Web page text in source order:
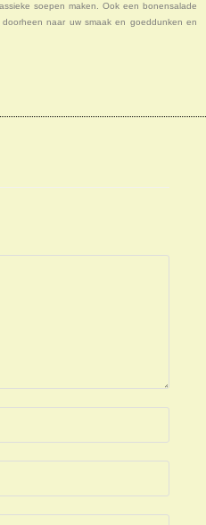
soepen maken. Ook een bonensalade
naar uw smaak en goeddunken en